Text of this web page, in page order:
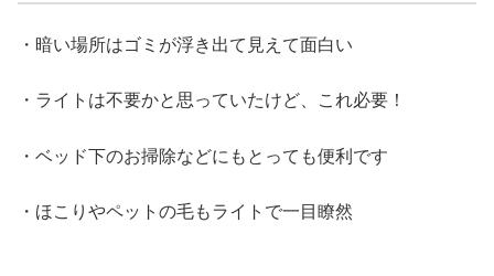
・暗い場所はゴミが浮き出て見えて面白い
・ライトは不要かと思っていたけど、これ必要！
・ベッド下のお掃除などにもとっても便利です
・ほこりやペットの毛もライトで一目瞭然